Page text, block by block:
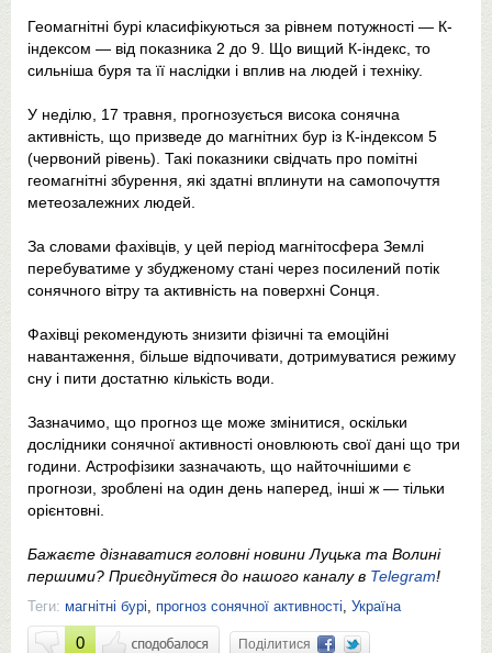
Геомагнітні бурі класифікуються за рівнем потужності — К-
індексом — від показника 2 до 9. Що вищий К-індекс, то
сильніша буря та її наслідки і вплив на людей і техніку.
У неділю, 17 травня, прогнозується висока сонячна
активність, що призведе до магнітних бур із К-індексом 5
(червоний рівень). Такі показники свідчать про помітні
геомагнітні збурення, які здатні вплинути на самопочуття
метеозалежних людей.
За словами фахівців, у цей період магнітосфера Землі
перебуватиме у збудженому стані через посилений потік
сонячного вітру та активність на поверхні Сонця.
Фахівці рекомендують знизити фізичні та емоційні
навантаження, більше відпочивати, дотримуватися режиму
сну і пити достатню кількість води.
Зазначимо, що прогноз ще може змінитися, оскільки
дослідники сонячної активності оновлюють свої дані що три
години. Астрофізики зазначають, що найточнішими є
прогнози, зроблені на один день наперед, інші ж — тільки
орієнтовні.
Бажаєте дізнаватися головні новини Луцька та Волині
першими? Приєднуйтеся до нашого каналу в Telegram!
Теги: магнітні бурі прогноз сонячної активності Україна
0 Поділитися